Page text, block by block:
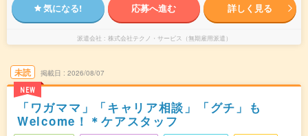
気になる! 応募へ進む 詳しく見る
派遣会社 株式会社テクノ・サービス（無期雇用派遣）
未読
NEW
掲載日 2026/08/07
「ワガママ」「キャリア相談」「グチ」も
Welcome！＊ケアスタッフ